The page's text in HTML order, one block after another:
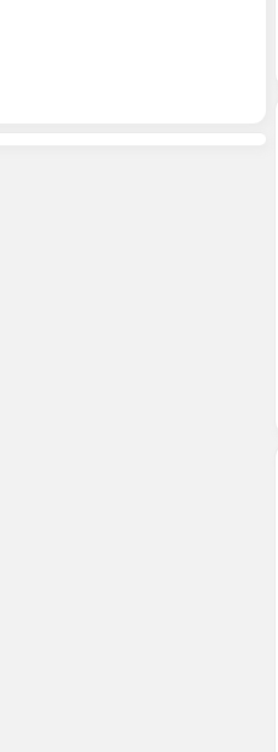
지급되며, 시·군·구청 또는 읍
담 발생 시화재, 천재지변 등
등 생계..